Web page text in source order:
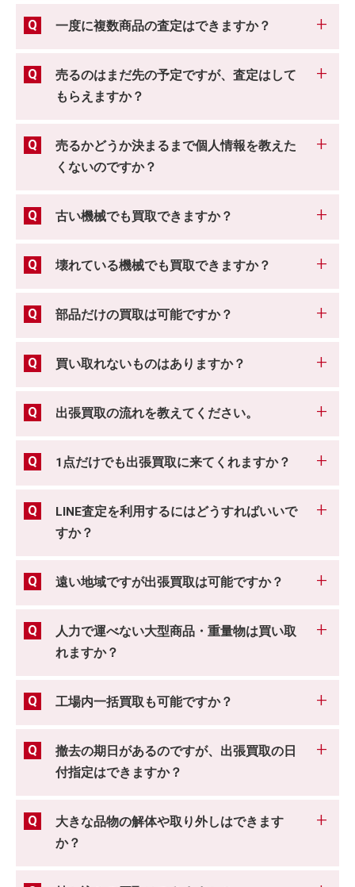
一度に複数商品の査定はできますか？
売るのはまだ先の予定ですが、査定はして
もらえますか？
売るかどうか決まるまで個人情報を教えた
くないのですか？
古い機械でも買取できますか？
壊れている機械でも買取できますか？
部品だけの買取は可能ですか？
買い取れないものはありますか？
出張買取の流れを教えてください。
1点だけでも出張買取に来てくれますか？
LINE査定を利用するにはどうすればいいで
すか？
遠い地域ですが出張買取は可能ですか？
人力で運べない大型商品・重量物は買い取
れますか？
工場内一括買取も可能ですか？
撤去の期日があるのですが、出張買取の日
付指定はできますか？
大きな品物の解体や取り外しはできます
か？